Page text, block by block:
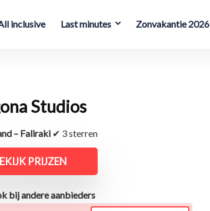
inclusive Last minutes Zonvakantie 2026
Studios
– Faliraki✔ 3 sterren
PRIJZEN
bij andere aanbieders